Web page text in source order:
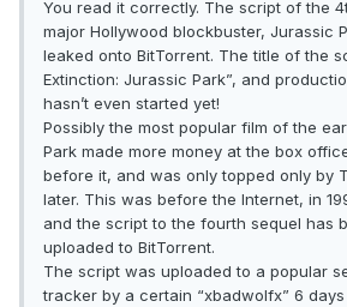
You read it correctly. The script of the
major Hollywood blockbuster, Jurassic
leaked onto BitTorrent. The title of the
Extinction: Jurassic Park”, and
hasn’t even started yet!
Possibly the most popular film of the
Park made more money at the box
before it, and was only topped only by
later. This was before the Internet, in
and the script to the fourth sequel has
uploaded to BitTorrent.
The script was uploaded to a popular
tracker by a certain “xbadwolfx” 6